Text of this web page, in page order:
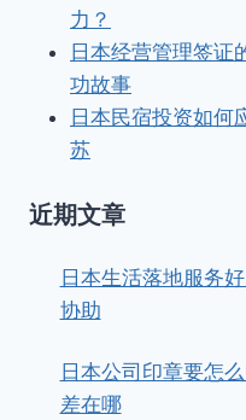
力？
日本经营管理签证
功故事
日本民宿投资如何
苏
近期文章
日本生活落地服务
协助
日本公司印章要怎
差在哪